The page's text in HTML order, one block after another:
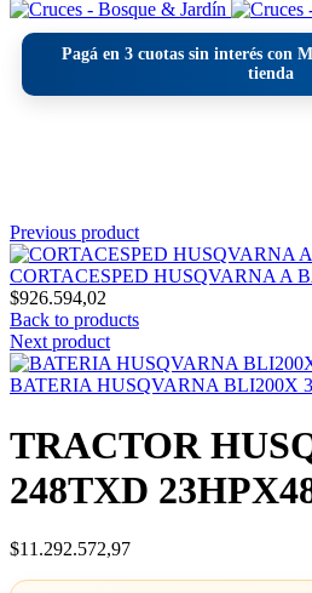
Pagá en 3 cuotas sin interés con
tienda
Previous product
CORTACESPED HUSQVARNA A
$926.594,02
Back to products
Next product
BATERIA HUSQVARNA BLI200X
TRACTOR
248TXD
$11.292.572,97